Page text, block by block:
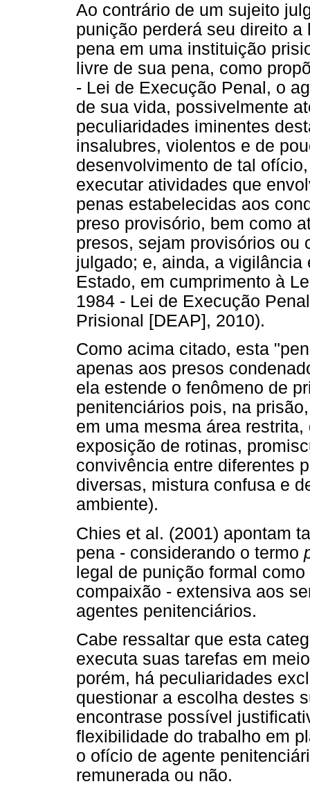
Ao contrário de um sujeito
punição perderá seu direito
pena em uma instituição
livre de sua pena, como
- Lei de Execução Penal, o
de sua vida, possivelmente
peculiaridades iminentes
insalubres, violentos e de
desenvolvimento de tal
executar atividades que
penas estabelecidas aos
preso provisório, bem como
presos, sejam provisórios ou
julgado; e, ainda, a
Estado, em cumprimento à
1984 - Lei de Execução
Prisional [DEAP], 2010).
Como acima citado, esta
apenas aos presos
ela estende o fenômeno de
penitenciários pois, na
em uma mesma área
exposição de rotinas,
convivência entre diferentes
diversas, mistura confusa e
ambiente).
Chies et al. (2001) apontam
pena - considerando o termo
legal de punição formal
compaixão - extensiva aos
agentes penitenciários.
Cabe ressaltar que esta
executa suas tarefas em
porém, há peculiaridades
questionar a escolha destes
encontrase possível
flexibilidade do trabalho em
o ofício de agente
remunerada ou não.